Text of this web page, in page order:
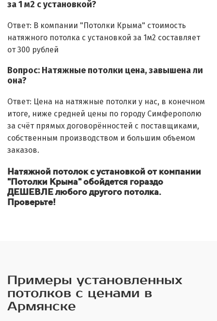
за 1 м2 с установкой?
Ответ: В компании "Потолки Крыма" стоимость
натяжного потолка с установкой за 1м2 составляет
от 300 рублей
Вопрос: Натяжные потолки цена, завышена ли
она?
Ответ: Цена на натяжные потолки у нас, в конечном
итоге, ниже средней цены по городу Симферополю
за счёт прямых договорённостей с поставщиками,
собственным производством и большим объемом
заказов.
Натяжной потолок с установкой от компании
"Потолки Крыма" обойдется гораздо
ДЕШЕВЛЕ любого другого потолка.
Проверьте!
Примеры установленных
потолков с ценами в
Армянске